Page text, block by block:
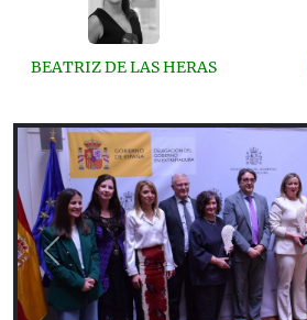
BEATRIZ DE LAS HERAS
Previous